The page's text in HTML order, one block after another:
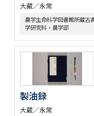
大藏／永常
農学生命科学図書館所蔵古
学研究科・農学部
製油録
大蔵／永常